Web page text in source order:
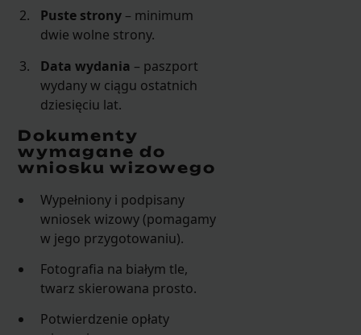
Puste strony – minimum
dwie wolne strony.
Data wydania – paszport
wydany w ciągu ostatnich
dziesięciu lat.
Dokumenty
wymagane do
wniosku wizowego
Wypełniony i podpisany
wniosek wizowy (pomagamy
w jego przygotowaniu).
Fotografia na białym tle,
twarz skierowana prosto.
Potwierdzenie opłaty